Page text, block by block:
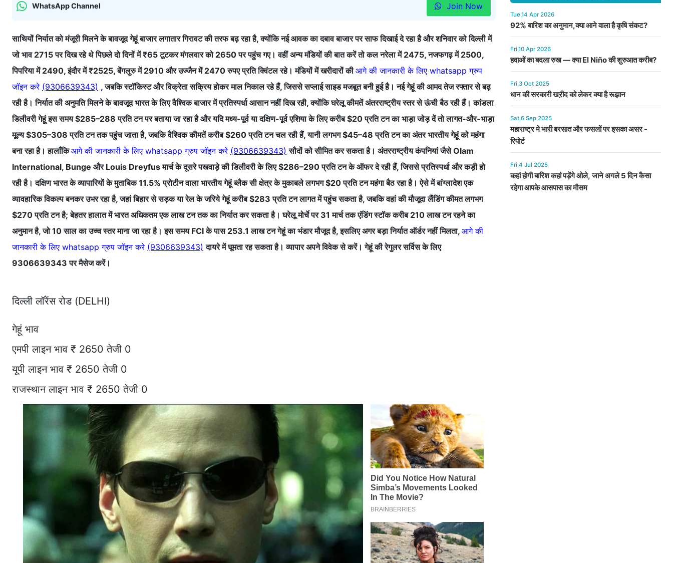
WhatsApp Channel Join Now
साथियों निर्यात को मंजूरी मिलने के बावजूद गेहूं बाजार लगातार गिरावट की तरफ बढ़ रहा है, क्योंकि नई आवक का दबाव बाजार पर साफ दिखाई दे रहा है और शनिवार को दिल्ली में
जो भाव 2715 पर दिख रहे थे पिछले दो दिनों में ₹65 टूटकर मंगलवार को 2650 पर पहुंच गए। वहीं अन्य मंडियों की बात करें तो कल नरेला में 2475, नजफगढ़ में 2500,
पिपरिया में 2490, इंदौर में ₹2525, बेंगलुरु में 2910 और उज्जैन में 2470 रुपए प्रति क्विंटल रहे। मंडियों में खरीदारों कीआगे की जानकारी के लिए whatsapp ग्रुप
जॉइन करे (9306639343) , जबकि स्टॉकिस्ट और विक्रेता सक्रिय होकर माल निकाल रहे हैं, जिससे सप्लाई साइड मजबूत बनी हुई है। नई गेहूं की आमद तेज रफ्तार से बढ़
रही है। निर्यात की अनुमति मिलने के बावजूद भारत के लिए वैश्विक बाजार में प्रतिस्पर्धा आसान नहीं दिख रही, क्योंकि घरेलू कीमतें अंतरराष्ट्रीय स्तर से ऊंची बैठ रही हैं। कांडला
डिलीवरी गेहूं इस समय $285–288 प्रति टन पर बताया जा रहा है और यदि मध्य-पूर्व या दक्षिण-पूर्व एशिया के लिए करीब $20 प्रति टन का भाड़ा जोड़ दें तो लागत-और-भाड़ा
मूल्य $305–308 प्रति टन तक पहुंच जाता है, जबकि वैश्विक कीमतें करीब $260 प्रति टन चल रही हैं, यानी लगभग $45–48 प्रति टन का अंतर भारतीय गेहूं को महंगा
बना रहा है। हालाँकिआगे की जानकारी के लिए whatsapp ग्रुप जॉइन करे (9306639343) सौदों को सीमित कर सकता है। अंतरराष्ट्रीय कंपनियां जैसे Olam
International, Bunge और Louis Dreyfus मार्च के दूसरे पखवाड़े की डिलीवरी के लिए $286–290 प्रति टन के ऑफर दे रही हैं, जिससे प्रतिस्पर्धा और कड़ी हो
रही है। दक्षिण भारत के व्यापारियों के मुताबिक 11.5% प्रोटीन वाला भारतीय गेहूं ब्लैक सी क्षेत्र के मुकाबले लगभग $20 प्रति टन महंगा बैठ रहा है। ऐसे में बांग्लादेश एक
व्यावहारिक विकल्प बनकर उभर रहा है, जहां बिहार से सड़क या रेल के जरिये गेहूं करीब $283 प्रति टन लागत में पहुंच सकता है, जबकि वहां की मौजूदा लैंडिंग कीमत लगभग
$270 प्रति टन है; बेहतर हालात में भारत अधिकतम एक लाख टन तक का निर्यात कर सकता है। घरेलू मोर्चे पर 31 मार्च तक एंडिंग स्टॉक करीब 210 लाख टन रहने का
अनुमान है, जो 10 साल का उच्च स्तर माना जा रहा है। इस समय FCI के पास 253.1 लाख टन गेहूं का भंडार मौजूद है, इसलिए अगर बड़ा निर्यात ऑर्डर नहीं मिलता, आगे की
जानकारी के लिए whatsapp ग्रुप जॉइन करे (9306639343) दायरे में घूमता रह सकता है। व्यापार अपने विवेक से करें। गेहूं की रेगुलर सर्विस के लिए
9306639343 पर मैसेज करें।
दिल्ली लॉरेंस रोड (DELHI)
गेहूं भाव
एमपी लाइन भाव ₹ 2650 तेजी 0
यूपी लाइन भाव ₹ 2650 तेजी 0
राजस्थान लाइन भाव ₹ 2650 तेजी 0
Tue,14 Apr 2026
92% बारिश का अनुमान,क्या आने वाला है कृषि संकट?
Fri,10 Apr 2026
हवाओं का बदला रुख — क्या El Niño की शुरुआत करीब?
Fri,3 Oct 2025
धान की सरकारी खऱीद को लेकर क्या है रूझान
Sat,6 Sep 2025
महाराष्ट्र मे भारी बरसात और फसलों पर इसका असर -
रिपोर्ट
Fri,4 Jul 2025
कहां होगी बारिश कहां पड़ेंगे ओले, जाने अगले 5 दिन कैसा
रहेगा आपके आसपास का मौसम